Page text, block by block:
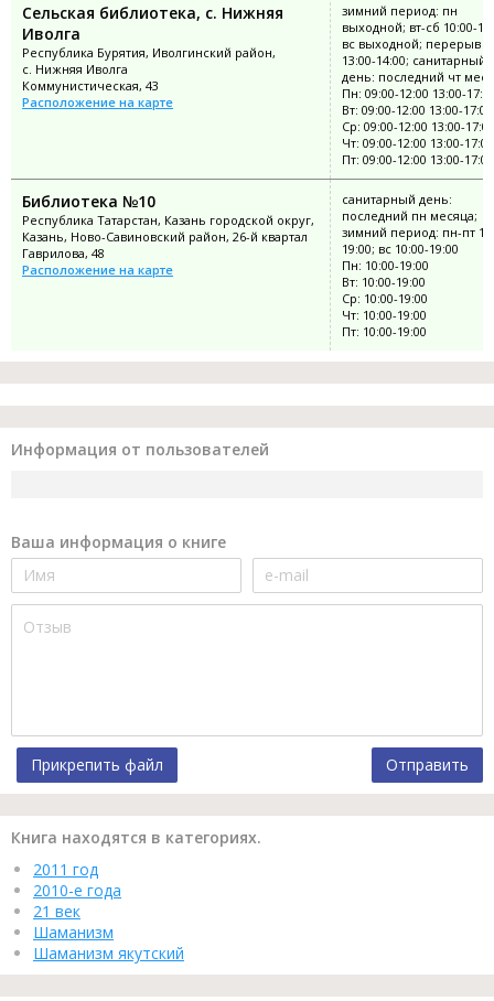
Сельская библиотека, с. Нижняя
Иволга
Республика Бурятия, Иволгинский район,
с. Нижняя Иволга
Коммунистическая, 43
Расположение на карте
зимний период: пн
выходной; вт-сб 10:00-
вс выходной; перерыв
13:00-14:00; санитарный
день: последний чт
Пн: 09:00-12:00 13:00-
Вт: 09:00-12:00 13:00-17:00
Ср: 09:00-12:00 13:00-17:00
Чт: 09:00-12:00 13:00-17:00
Пт: 09:00-12:00 13:00-17:00
Библиотека №10
Республика Татарстан, Казань городской округ,
Казань, Ново-Савиновский район, 26-й квартал
Гаврилова, 48
Расположение на карте
санитарный день:
последний пн месяца;
зимний период: пн-пт
19:00; вс 10:00-19:00
Пн: 10:00-19:00
Вт: 10:00-19:00
Ср: 10:00-19:00
Чт: 10:00-19:00
Пт: 10:00-19:00
Информация от пользователей
Ваша информация о книге
Прикрепить файл Отправить
Книга находятся в категориях.
2011 год
2010-е года
21 век
Шаманизм
Шаманизм якутский